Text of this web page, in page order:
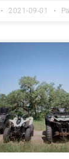
2021-09-01